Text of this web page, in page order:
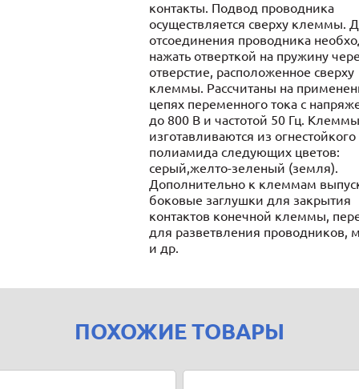
контакты. Подвод проводника
осуществляется сверху клеммы.
отсоединения проводника
нажать отверткой на пружину
отверстие, расположенное сверху
клеммы. Рассчитаны на
цепях переменного тока с
до 800 В и частотой 50 Гц. Клеммы
изготавливаются из огнестойкого
полиамида следующих цветов:
серый,желто-зеленый (земля).
Дополнительно к клеммам
боковые заглушки для закрытия
контактов конечной клеммы,
для разветвления проводников,
и др.
ПОХОЖИЕ ТОВАРЫ